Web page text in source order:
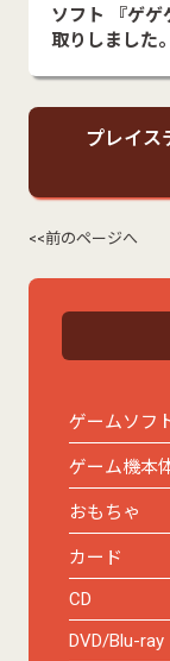
ソフト 『ゲ
取りしました。
プレイス
<<前のページへ
ゲームソフ
ゲーム機本
おもちゃ
カード
CD
DVD/Blu-ray